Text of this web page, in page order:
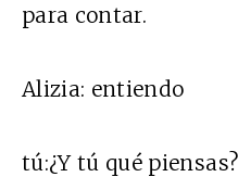
para contar.
Alizia: entiendo
tú:¿Y tú qué piensas?